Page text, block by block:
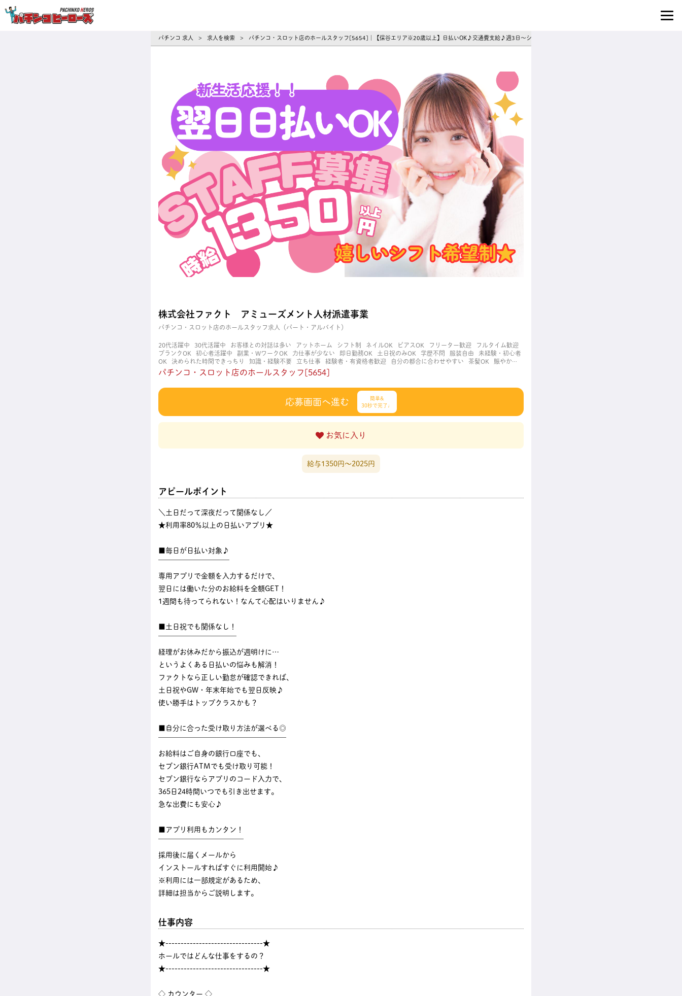
パチンコ 求人 > 求人を検索 > パチンコ・スロット店のホールスタッフ[5654]｜【保谷エリア※20歳以上】日払いOK♪交通費支給♪週3日～シフト相談◎
株式会社ファクト アミューズメント人材派遣事業
パチンコ・スロット店のホールスタッフ求人（パート・アルバイト）
20代活躍中 30代活躍中 お客様との対話は多い アットホーム シフト制 ネイルOK ピアスOK フリーター歓迎
フルタイム歓迎
ブランクOK
初心者活躍中 副業・WワークOK 力仕事が少ない 即日勤務OK 土日祝のみOK 学歴不問 服装自由
未経験・初心者
OK
決められた時間できっちり 知識・経験不要 立ち仕事 経験者・有資格者歓迎 自分の都合に合わせやすい 茶髪OK
賑やかな
職場
週4日以上OK 長く働ける 長期歓迎 髪型自由 髪色自由
パチンコ・スロット店のホールスタッフ[5654]
応募画面へ進む
簡単&
30秒で完了♩
お気に入り
給与1350円〜2025円
アピールポイント
＼土日だって深夜だって関係なし／
★利用率80％以上の日払いアプリ★
■毎日が日払い対象♪
専用アプリで金額を入力するだけで、
翌日には働いた分のお給料を全額GET！
1週間も待ってられない！なんて心配はいりません♪
■土日祝でも関係なし！
経理がお休みだから振込が週明けに…
というよくある日払いの悩みも解消！
ファクトなら正しい勤怠が確認できれば、
土日祝やGW・年末年始でも翌日反映♪
使い勝手はトップクラスかも？
■自分に合った受け取り方法が選べる◎
お給料はご自身の銀行口座でも、
セブン銀行ATMでも受け取り可能！
セブン銀行ならアプリのコード入力で、
365日24時間いつでも引き出せます。
急な出費にも安心♪
■アプリ利用もカンタン！
採用後に届くメールから
インストールすればすぐに利用開始♪
※利用には一部規定があるため、
詳細は担当からご説明します。
仕事内容
★--------------------------------★
ホールではどんな仕事をするの？
★--------------------------------★
◇ カウンター ◇